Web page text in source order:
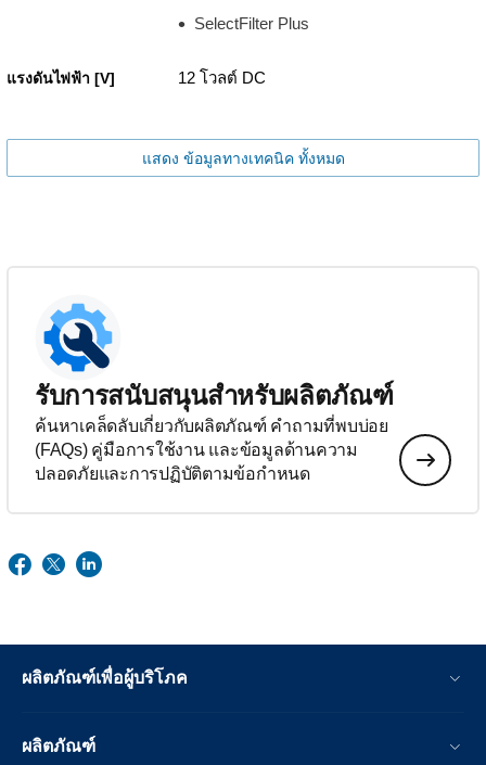
SelectFilter Plus
แรงดันไฟฟ้า [V] 12 โวลต์ DC
แสดง ข้อมูลทางเทคนิค ทั้งหมด
รับการสนับสนุนสำหรับผลิตภัณฑ์
ค้นหาเคล็ดลับเกี่ยวกับผลิตภัณฑ์ คำถามที่พบบ่อย
(FAQs) คู่มือการใช้งาน และข้อมูลด้านความ
ปลอดภัยและการปฏิบัติตามข้อกำหนด
ผลิตภัณฑ์เพื่อผู้บริโภค
ผลิตภัณฑ์